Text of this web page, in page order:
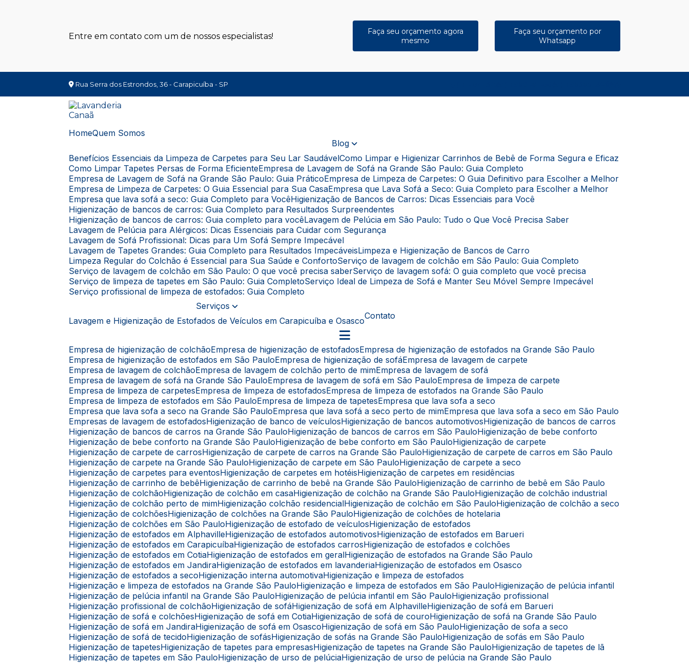
Entre em contato com um de nossos especialistas!
Faça seu orçamento agora
mesmo
Faça seu orçamento por
Whatsapp
Rua Serra dos Estrondos, 36 - Carapicuíba - SP
Home
Quem Somos
Blog
Benefícios Essenciais da Limpeza de Carpetes para Seu Lar Saudável Como Limpar e Higienizar Carrinhos de Bebê de Forma Segura e Eficaz
Como Limpar Tapetes Persas de Forma Eficiente Empresa de Lavagem de Sofá na Grande São Paulo: Guia Completo
Empresa de Lavagem de Sofá na Grande São Paulo: Guia Prático Empresa de Limpeza de Carpetes: O Guia Definitivo para Escolher a Melhor
Empresa de Limpeza de Carpetes: O Guia Essencial para Sua Casa Empresa que Lava Sofá a Seco: Guia Completo para Escolher a Melhor
Empresa que lava sofá a seco: Guia Completo para Você
Higienização de Bancos de Carros: Dicas Essenciais para Você
Higienização de bancos de carros: Guia Completo para Resultados Surpreendentes
Higienização de bancos de carros: Guia completo para você Lavagem de Pelúcia em São Paulo: Tudo o Que Você Precisa Saber
Lavagem de Pelúcia para Alérgicos: Dicas Essenciais para Cuidar com Segurança
Lavagem de Sofá Profissional: Dicas para Um Sofá Sempre Impecável
Lavagem de Tapetes Grandes: Guia Completo para Resultados Impecáveis Limpeza e Higienização de Bancos de Carro
Limpeza Regular do Colchão é Essencial para Sua Saúde e Conforto
Serviço de lavagem de colchão em São Paulo: Guia Completo
Serviço de lavagem de colchão em São Paulo: O que você precisa saber Serviço de lavagem sofá: O guia completo que você precisa
Serviço de limpeza de tapetes em São Paulo: Guia Completo
Serviço Ideal de Limpeza de Sofá e Manter Seu Móvel Sempre Impecável
Serviço profissional de limpeza de estofados: Guia Completo
Serviços
Lavagem e Higienização de Estofados de Veículos em Carapicuíba e Osasco
Contato
Empresa de higienização de colchão Empresa de higienização de estofados Empresa de higienização de estofados na Grande São Paulo
Empresa de higienização de estofados em São Paulo Empresa de higienização de sofá Empresa de lavagem de carpete
Empresa de lavagem de colchão Empresa de lavagem de colchão perto de mim Empresa de lavagem de sofá
Empresa de lavagem de sofá na Grande São Paulo Empresa de lavagem de sofá em São Paulo Empresa de limpeza de carpete
Empresa de limpeza de carpetes Empresa de limpeza de estofados Empresa de limpeza de estofados na Grande São Paulo
Empresa de limpeza de estofados em São Paulo Empresa de limpeza de tapetes Empresa que lava sofa a seco
Empresa que lava sofa a seco na Grande São Paulo Empresa que lava sofá a seco perto de mim Empresa que lava sofa a seco em São Paulo
Empresas de lavagem de estofados
Higienização de banco de veículos Higienização de bancos automotivos
Higienização de bancos de carros
Higienização de bancos de carros na Grande São Paulo
Higienização de bancos de carros em São Paulo
Higienização de bebe conforto
Higienização de bebe conforto na Grande São Paulo
Higienização de bebe conforto em São Paulo
Higienização de carpete
Higienização de carpete de carros
Higienização de carpete de carros na Grande São Paulo
Higienização de carpete de carros em São Paulo
Higienização de carpete na Grande São Paulo
Higienização de carpete em São Paulo
Higienização de carpete a seco
Higienização de carpetes para eventos
Higienização de carpetes em hotéis
Higienização de carpetes em residências
Higienização de carrinho de bebê
Higienização de carrinho de bebê na Grande São Paulo
Higienização de carrinho de bebê em São Paulo
Higienização de colchão
Higienização de colchão em casa Higienização de colchão na Grande São Paulo
Higienização de colchão industrial
Higienização de colchão perto de mim
Higienização colchão residencial Higienização de colchão em São Paulo
Higienização de colchão a seco
Higienização de colchões
Higienização de colchões na Grande São Paulo
Higienização de colchões de hotelaria
Higienização de colchões em São Paulo
Higienização de estofado de veículos
Higienização de estofados
Higienização de estofados em Alphaville
Higienização de estofados automotivos
Higienização de estofados em Barueri
Higienização de estofados em Carapicuíba
Higienização de estofados carros
Higienização de estofados e colchões
Higienização de estofados em Cotia
Higienização de estofados em geral
Higienização de estofados na Grande São Paulo
Higienização de estofados em Jandira
Higienização de estofados em lavanderia
Higienização de estofados em Osasco
Higienização de estofados a seco
Higienização interna automotiva
Higienização e limpeza de estofados
Higienização e limpeza de estofados na Grande São Paulo
Higienização e limpeza de estofados em São Paulo
Higienização de pelúcia infantil
Higienização de pelúcia infantil na Grande São Paulo
Higienização de pelúcia infantil em São Paulo
Higienização profissional
Higienização profissional de colchão
Higienização de sofá Higienização de sofá em Alphaville
Higienização de sofá em Barueri
Higienização de sofá e colchões
Higienização de sofá em Cotia Higienização de sofá de couro
Higienização de sofá na Grande São Paulo
Higienização de sofá em Jandira
Higienização de sofá em Osasco Higienização de sofá em São Paulo
Higienização de sofa a seco
Higienização de sofá de tecido
Higienização de sofás Higienização de sofás na Grande São Paulo
Higienização de sofás em São Paulo
Higienização de tapetes
Higienização de tapetes para empresas Higienização de tapetes na Grande São Paulo
Higienização de tapetes de lã
Higienização de tapetes em São Paulo
Higienização de urso de pelúcia
Higienização de urso de pelúcia na Grande São Paulo